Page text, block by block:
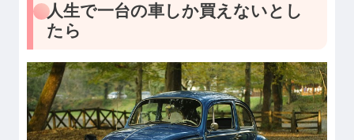
人生で一台の車しか買えないとし
たら